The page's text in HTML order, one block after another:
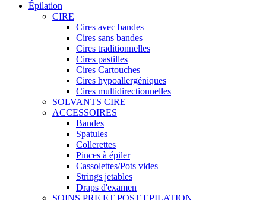
Épilation
CIRE
Cires avec bandes
Cires sans bandes
Cires traditionnelles
Cires pastilles
Cires Cartouches
Cires hypoallergéniques
Cires multidirectionnelles
SOLVANTS CIRE
ACCESSOIRES
Bandes
Spatules
Collerettes
Pinces à épiler
Cassolettes/Pots vides
Strings jetables
Draps d'examen